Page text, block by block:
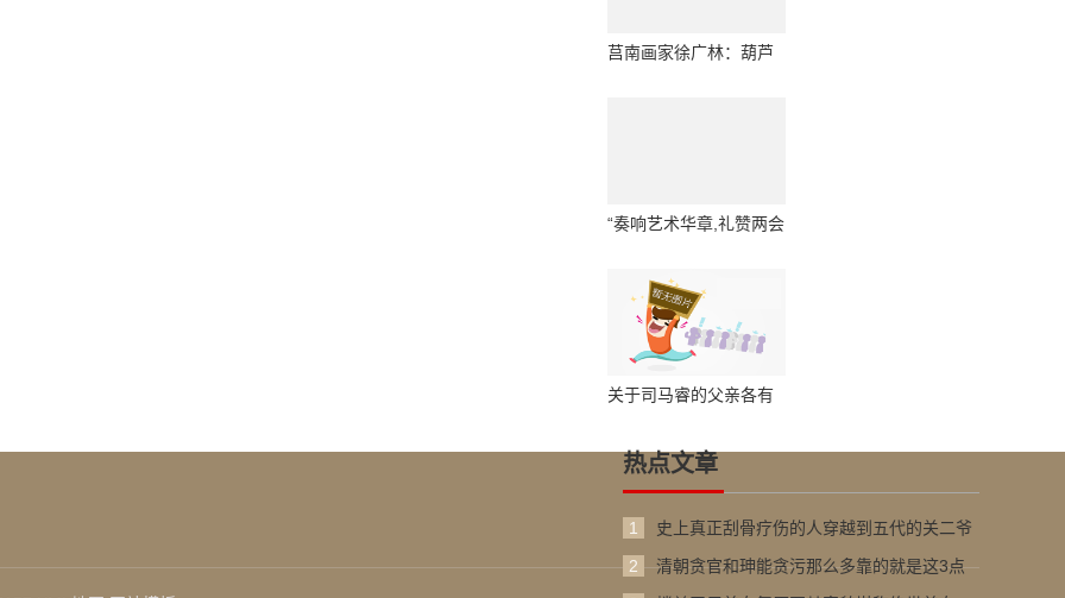
莒南画家徐广林：葫芦
“奏响艺术华章,礼赞两会
关于司马睿的父亲各有
热点文章
1
史上真正刮骨疗伤的人穿越到五代的关二爷
2
清朝贪官和珅能贪污那么多靠的就是这3点